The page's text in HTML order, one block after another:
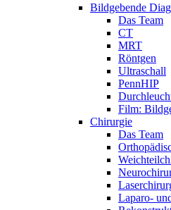
Bildgebende
Das Team
CT
MRT
Röntgen
Ultraschall
PennHIP
Film:
Chirurgie
Das Team
Laparo-